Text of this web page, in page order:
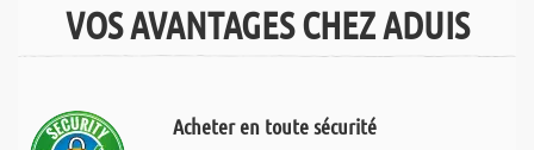
VOS AVANTAGES CHEZ ADUIS
Acheter en toute sécurité